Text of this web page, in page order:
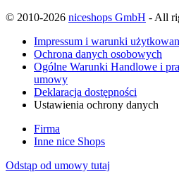
© 2010-2026 niceshops GmbH - All
Impressum i warunki
Ochrona danych osobowych
Ogólne Warunki Handlowe i
umowy
Deklaracja dostępności
Ustawienia ochrony danych
Firma
Inne nice Shops
Odstąp od umowy tutaj